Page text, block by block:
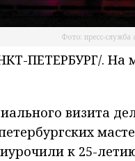
Фото: пресс-служба
ПЕТЕРБУРГ/. На
визита
к 25-